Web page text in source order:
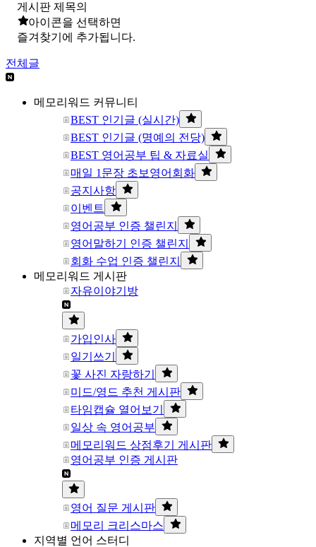
게시판 제목의
아이콘을 선택하면
즐겨찾기에 추가됩니다.
전체글
메모리워드 커뮤니티
BEST 인기글 (실시간)
BEST 인기글 (명예의 전당)
BEST 영어공부 팁 & 자료실
매일 1문장 초보영어회화
공지사항
이벤트
영어공부 인증 챌린지
영어말하기 인증 챌린지
회화 수업 인증 챌린지
메모리워드 게시판
자유이야기방
가입인사
일기쓰기
꽃 사진 자랑하기
미드/영드 추천 게시판
타임캡슐 열어보기
일상 속 영어공부
메모리워드 상점후기 게시판
영어공부 인증 게시판
영어 질문 게시판
메모리 크리스마스
지역별 언어 스터디